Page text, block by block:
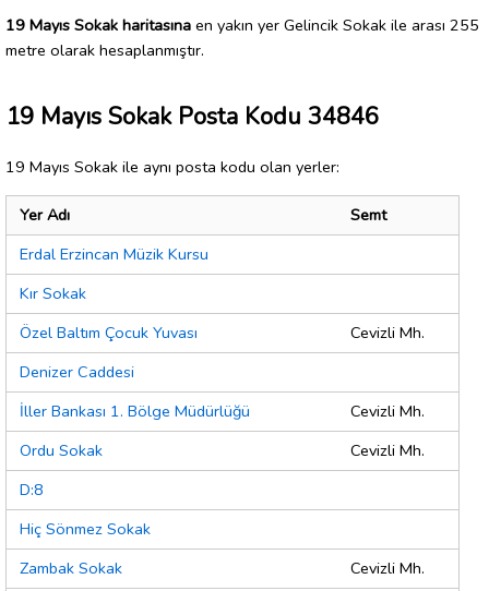
19 Mayıs Sokak haritasına en yakın yer Gelincik Sokak ile arası 255
metre olarak hesaplanmıştır.
19 Mayıs Sokak Posta Kodu 34846
19 Mayıs Sokak ile aynı posta kodu olan yerler:
Yer Adı
Semt
Erdal Erzincan Müzik Kursu
Kır Sokak
Özel Baltım Çocuk Yuvası
Cevizli Mh.
Denizer Caddesi
İller Bankası 1. Bölge Müdürlüğü
Cevizli Mh.
Ordu Sokak
Cevizli Mh.
D:8
Hiç Sönmez Sokak
Zambak Sokak
Cevizli Mh.